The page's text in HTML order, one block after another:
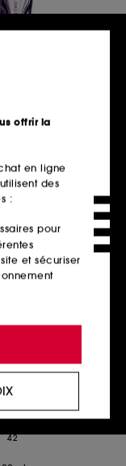
C.R.x. Triple Sérum
242
disponibles
au panier
LIST
Cleanser
Oat
42
offrir la
en ligne
des
:
pour
et sécuriser
désactivés.
et
des
qui
adaptées à
:
susceptible